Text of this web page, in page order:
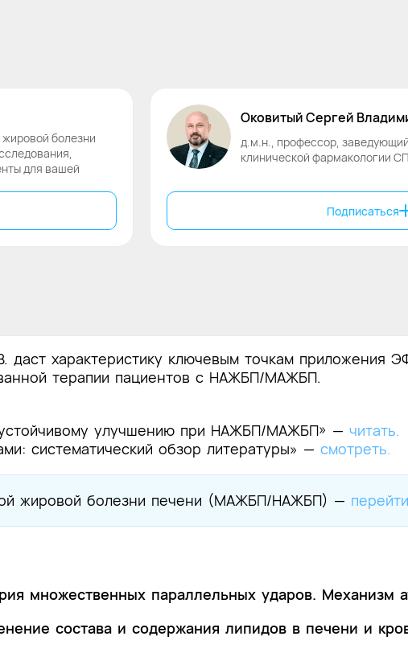
болезни
для вашей
ОковитыйСергей
д.м.н., профессор,
клинической фармакологии
Подписаться
характеристику ключевым точкам приложения
терапии пациентов с НАЖБП/МАЖБП.
улучшению при НАЖБП/МАЖБП» — читать.
систематический обзор литературы» — смотреть.
жировой болезни печени (МАЖБП/НАЖБП) —
множественных параллельных ударов. Механизм
состава и содержания липидов в печени и